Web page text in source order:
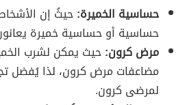
حساسية الخميرة:حيثُ إن
حساسية أو حساسية خميرة
مرض كرون:حيث يمكن لشرب
مضاعفات مرض كرون، لذا يُفضل
لمرضى كرون.